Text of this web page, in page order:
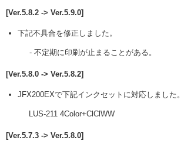
[Ver.5.8.2 -> Ver.5.9.0]
下記不具合を修正しました。
- 不定期に印刷が止まることがある。
[Ver.5.8.0 -> Ver.5.8.2]
JFX200EXで下記インクセットに対応しました。
LUS-211 4Color+ClClWW
[Ver.5.7.3 -> Ver.5.8.0]